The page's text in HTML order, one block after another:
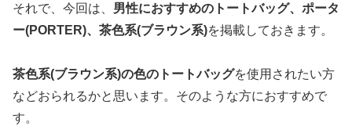
それで、今回は、 男性におすすめのトートバッグ、ポータ
ー(PORTER)、茶色系(ブラウン系)を掲載しておきます。
茶色系(ブラウン系)の色のトートバッグを使用されたい方
などおられるかと思います。そのような方におすすめで
す。